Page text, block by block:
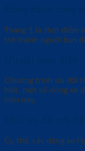
Tháng 1 là thời điểm
trở thành người bạn
Chương trình ưu đãi
biệt, một số dòng xe
hiện nay.
Cụ thể, các dòng xe